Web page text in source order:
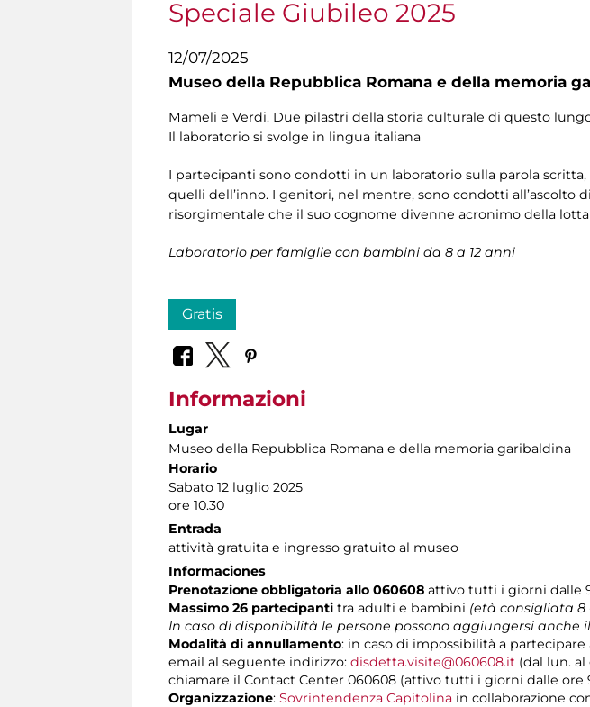
Speciale Giubileo 2025
12/07/2025
Museo della Repubblica Romana e della memoria
Mameli e Verdi. Due pilastri della storia culturale di questo
Il laboratorio si svolge in lingua italiana
I partecipanti sono condotti in un laboratorio sulla parola
quelli dell’inno. I genitori, nel mentre, sono condotti all’ascolto
risorgimentale che il suo cognome divenne acronimo della
Laboratorio per famiglie con bambini da 8 a 12 anni
Gratis
Informazioni
Lugar
Museo della Repubblica Romana e della memoria garibaldina
Horario
Sabato 12 luglio 2025
ore 10.30
Entrada
attività gratuita e ingresso gratuito al museo
Informaciones
Prenotazione obbligatoria allo 060608 attivo tutti i giorni dalle
Massimo 26 partecipanti tra adulti e bambini (età consigliata 8
In caso di disponibilità le persone possono aggiungersi anche
Modalità di annullamento: in caso di impossibilità a
email al seguente indirizzo: disdetta.visite@060608.it (dal lun. al
chiamare il Contact Center 060608 (attivo tutti i giorni dalle ore
Organizzazione: Sovrintendenza Capitolina in collaborazione